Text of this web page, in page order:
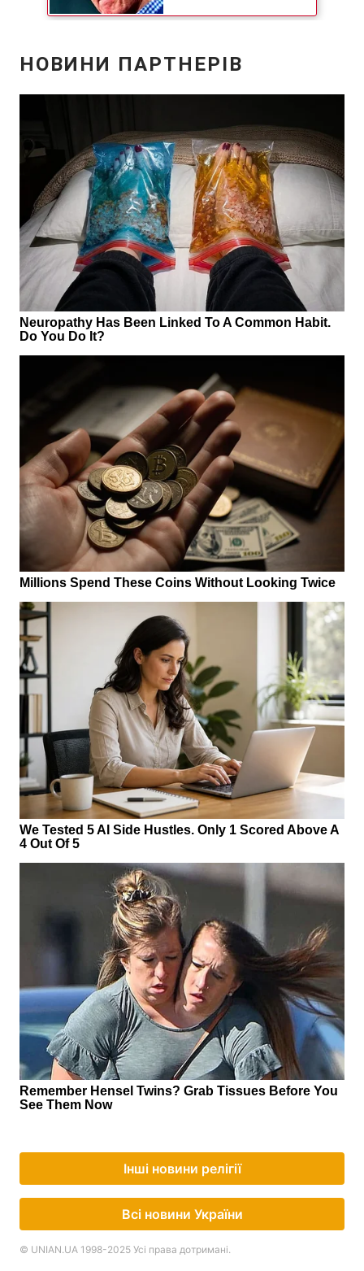
ПОСЛУГИ
Реклама на сайті Фотобанк
Інші новини релігії
Всі новини України
© UNIAN.UA 1998-2025 Усі права дотримані.